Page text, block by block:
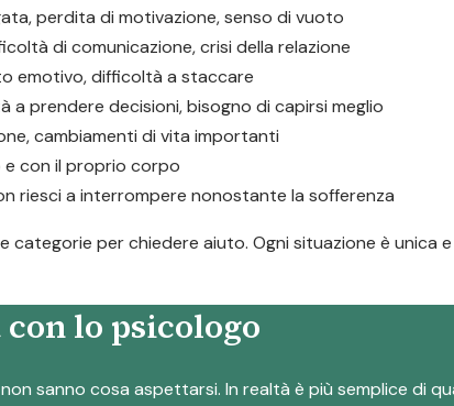
perdita di motivazione, senso di vuoto
di comunicazione, crisi della relazione
emotivo, difficoltà a staccare
a prendere decisioni, bisogno di capirsi meglio
cambiamenti di vita importanti
con il proprio corpo
riesci a interrompere nonostante la sofferenza
per chiedere aiuto. Ogni situazione è unica
lo psicologo
sanno cosa aspettarsi. In realtà è più semplice di